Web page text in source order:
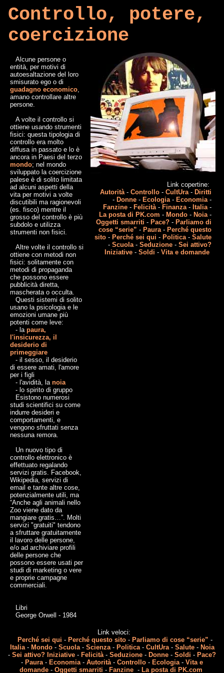
Controllo, potere,
coercizione
Alcune persone o
entità, per motivi di
autoesaltazione del loro
smisurato ego o di
guadagno economico,
amano controllare altre
persone.
A volte il controllo si
ottiene usando strumenti
fisici: questa tipologia di
controllo era molto
diffusa in passato e lo è
ancora in Paesi del terzo
mondo; nel mondo
sviluppato la coercizione
palese è di solito limitata
ad alcuni aspetti della
vita per motivi a volte
discutibili ma ragionevoli
(es. fisco) mentre il
grosso del controllo è più
subdolo e utilizza
strumenti non fisici.
Altre volte il controllo si
ottiene con metodi non
fisici: solitamente con
metodi di propaganda
che possono essere
pubblicità diretta,
mascherata o occulta.
Questi sistemi di solito
usano la psicologia e le
emozioni umane più
potenti come leve:
- la paura,
l'insicurezza, il
desiderio di
primeggiare
- il sesso, il desiderio
di essere amati, l'amore
per i figli
- l'avidità, la noia
- lo spirito di gruppo
Esistono numerosi
studi scientifici su come
indurre desideri e
comportamenti, e
vengono sfruttati senza
nessuna remora.
Un nuovo tipo di
controllo elettronico è
effettuato regalando
servizi gratis. Facebook,
Wikipedia, servizi di
email e tante altre cose,
potenzialmente utili, ma
“Anche agli animali nello
Zoo viene dato da
mangiare gratis…”. Molti
servizi "gratuiti" tendono
a sfruttare gratuitamente
il lavoro delle persone,
e/o ad archiviare profili
delle persone che
possono essere usati per
studi di marketing o vere
e proprie campagne
commerciali.
Libri
George Orwell - 1984
Link copertine:
Autorità-Controllo -CultUra - Diritti
- Donne - Ecologia- Economia-
Fanzine - Felicità- Finanza- Italia -
La posta di PK.com - Mondo - Noia-
Oggetti smarriti - Pace? - Parliamo di
cose “serie” - Paura- Perché questo
sito - Perché sei qui - Politica-Salute
-Scuola-Seduzione -Sei attivo?
Iniziative -Soldi -Vita e domande
Link veloci:
Perché sei qui - Perché questo sito- Parliamo di cose “serie” -
Italia - Mondo - Scuola- Scienza- Politica- CultUra - Salute- Noia
- Sei attivo? Iniziative - Felicità- Seduzione - Donne - Soldi - Pace?
- Paura- Economia- Autorità- Controllo - Ecologia- Vita e
domande - Oggetti smarriti - Fanzine - La posta di PK.com